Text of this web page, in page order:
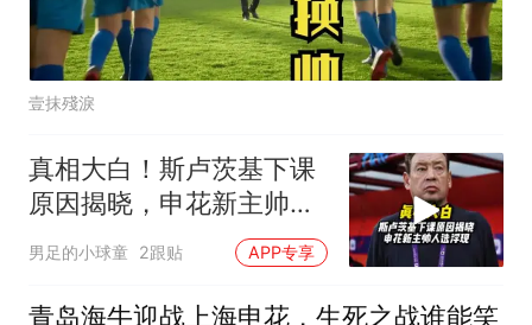
壹抹殘淚
真相大白！斯卢茨基下课
原因揭晓，申花新主帅人
选浮现
男足的小球童 2跟贴 APP专享
青岛海牛迎战上海申花，生死之战谁能笑